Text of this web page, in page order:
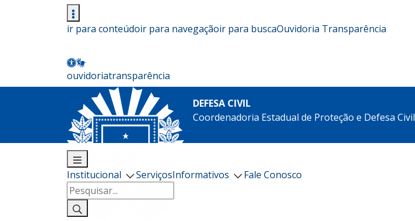
ir para conteúdoir para navegaçãoir para buscaOuvidoria Transparência
ouvidoriatransparência
DEFESA CIVIL
Coordenadoria Estadual de Proteção e Defesa Civil
Institucional ServiçosInformativos
Fale Conosco
Pesquisar
por: